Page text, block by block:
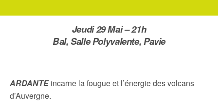
Jeudi 29 Mai –21h
Bal, Salle Polyvalente, Pavie
ARDANTEincarne la fougue et l’énergie des volcans
d’Auvergne.